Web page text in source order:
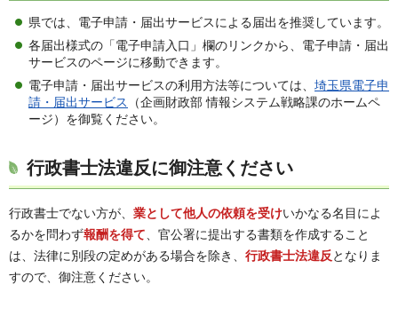
県では、電子申請・届出サービスによる届出を推奨しています。
各届出様式の「電子申請入口」欄のリンクから、電子申請・届出
サービスのページに移動できます。
電子申請・届出サービスの利用方法等については、 埼玉県電子申
請・届出サービス
（企画財政部 情報システム戦略課のホームペ
ージ）を御覧ください。
行政書士法違反に御注意ください
行政書士でない方が、 業として他人の依頼を受けいかなる名目によ
るかを問わず報酬を得て 、官公署に提出する書類を作成すること
は、法律に別段の定めがある場合を除き、 行政書士法違反となりま
すので、御注意ください。